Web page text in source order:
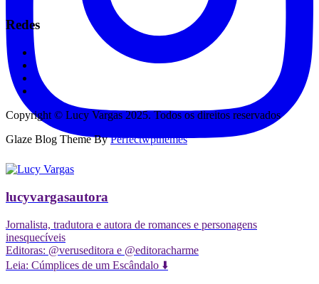
lucyvargasautora
Jornalista, tradutora e autora de romances e personagens
inesquecíveis
Editoras: @veruseditora e @editoracharme
Leia: Cúmplices de um Escândalo ⬇️
Redes
Copyright © Lucy Vargas 2025. Todos os direitos reservados
Glaze Blog Theme ByPerfectwpthemes